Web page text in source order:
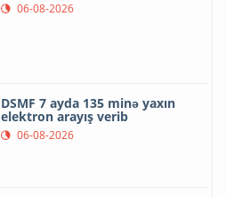
06-08-2026
DSMF 7 ayda 135 minə yaxın
elektron arayış verib
06-08-2026